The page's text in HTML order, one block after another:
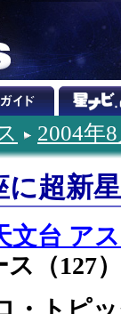
2004年
超新
文台 ア
（127